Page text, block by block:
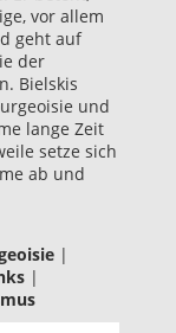
vor allem
geht auf
der
Bielskis
und
lange Zeit
setze sich
ab und
|
|